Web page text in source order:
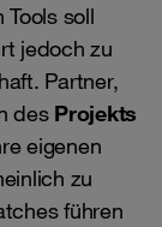
soll
jedoch zu
Partner,
des Projekts
eigenen
zu
führen